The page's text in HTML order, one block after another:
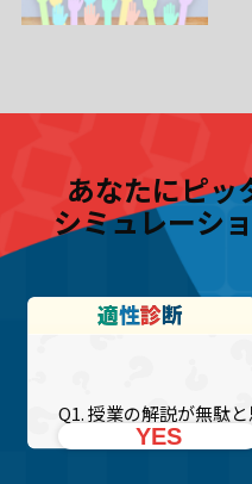
あなたにピッ
シミュレーシ
Q1. 授業の解説が無駄
YES